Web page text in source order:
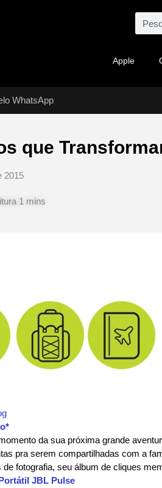
Apple
WhatsApp
que
2015
da sua próxima grande
pra serem compartilhadas com a
fotografia, seu álbum de cliques
JBL Pulse